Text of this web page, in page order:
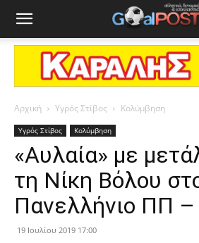
Αρχική Υγρός Στίβος Κολύμβηση
Υγρός Στίβος Κολύμβηση
«Αυλαία» με
τη Νίκη Βόλου
Πανελλήνιο ΠΠ –
19 Ιουλίου 2019 17:00